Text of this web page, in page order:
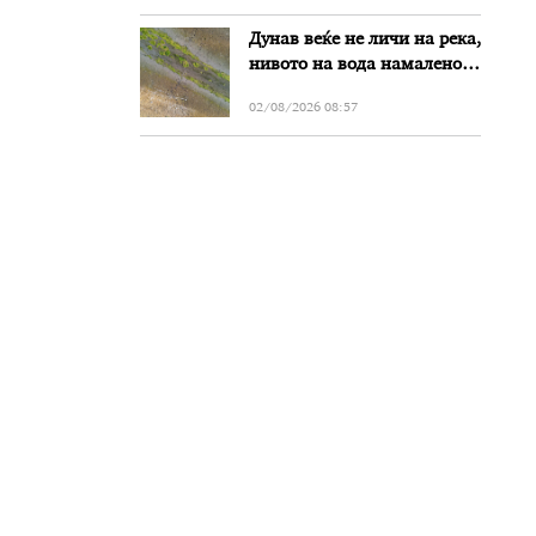
Дунав веќе не личи на река,
нивото на вода намалено
Бугарија
02/08/2026 08:57